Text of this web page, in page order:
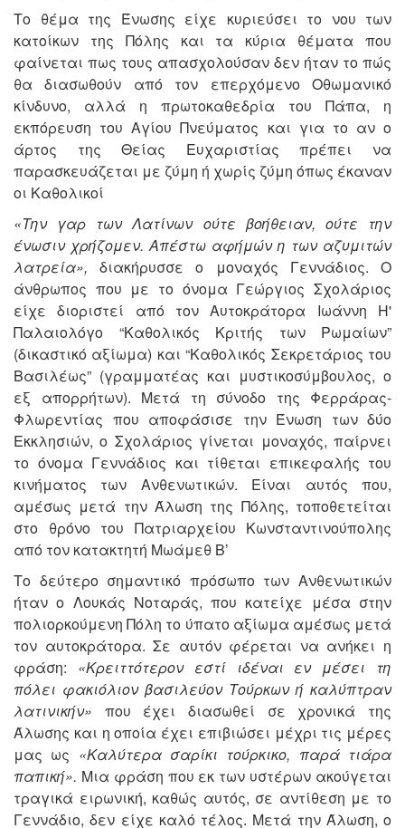
Το θέμα της Ένωσης είχε κυριεύσει το νου των
κατοίκων της Πόλης και τα κύρια θέματα που
φαίνεται πως τους απασχολούσαν δεν ήταν το πώς
θα διασωθούν από τον επερχόμενο Οθωμανικό
κίνδυνο, αλλά η πρωτοκαθεδρία του Πάπα, η
εκπόρευση του Αγίου Πνεύματος και για το αν ο
άρτος της Θείας Ευχαριστίας πρέπει να
παρασκευάζεται με ζύμη ή χωρίς ζύμη όπως έκαναν
οι Καθολικοί
«Την γαρ των Λατίνων ούτε βοήθειαν, ούτε την
ένωσιν χρήζομεν. Απέστω αφήμών η των αζυμιτών
λατρεία»,διακήρυσσε ο μοναχός Γεννάδιος. Ο
άνθρωπος που με το όνομα Γεώργιος Σχολάριος
είχε διοριστεί από τον Αυτοκράτορα Ιωάννη Η'
Παλαιολόγο “Καθολικός Κριτής των Ρωμαίων”
(δικαστικό αξίωμα) και “Καθολικός Σεκρετάριος του
Βασιλέως” (γραμματέας και μυστικοσύμβουλος, ο
εξ απορρήτων). Μετά τη σύνοδο της Φερράρας-
Φλωρεντίας που αποφάσισε την Ένωση των δύο
Εκκλησιών, ο Σχολάριος γίνεται μοναχός, παίρνει
το όνομα Γεννάδιος και τίθεται επικεφαλής του
κινήματος των Ανθενωτικών. Είναι αυτός που,
αμέσως μετά την Άλωση της Πόλης, τοποθετείται
στο θρόνο του Πατριαρχείου Κωνσταντινούπολης
από τον κατακτητή Μωάμεθ Β’
Το δεύτερο σημαντικό πρόσωπο των Ανθενωτικών
ήταν ο Λουκάς Νοταράς, που κατείχε μέσα στην
πολιορκούμενη Πόλη το ύπατο αξίωμα αμέσως μετά
τον αυτοκράτορα. Σε αυτόν φέρεται να ανήκει η
φράση: «Κρειττότερον εστί ιδέναι εν μέσει τη
πόλει φακιόλιον βασιλεύον Τούρκων ή καλύπτραν
λατινικήν» που έχει διασωθεί σε χρονικά της
Άλωσης και η οποία έχει επιβιώσει μέχρι τις μέρες
μας ως «Καλύτερα σαρίκι τούρκικο, παρά τιάρα
παπική». Μια φράση που εκ των υστέρων ακούγεται
τραγικά ειρωνική, καθώς αυτός, σε αντίθεση με το
Γεννάδιο, δεν είχε καλό τέλος. Μετά την Άλωση, ο